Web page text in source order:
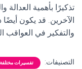
تذكيرًا بأهمية العدالة
الآخرين. قد يكون
والتفكير في العواقب
التصنيفات: تفسيرات مختلفة